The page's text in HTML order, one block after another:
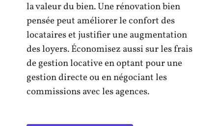
la valeur du bien. Une rénovation bien
pensée peut améliorer le confort des
locataires et justifier une augmentation
des loyers. Économisez aussi sur les frais
de gestion locative en optant pour une
gestion directe ou en négociant les
commissions avec les agences.